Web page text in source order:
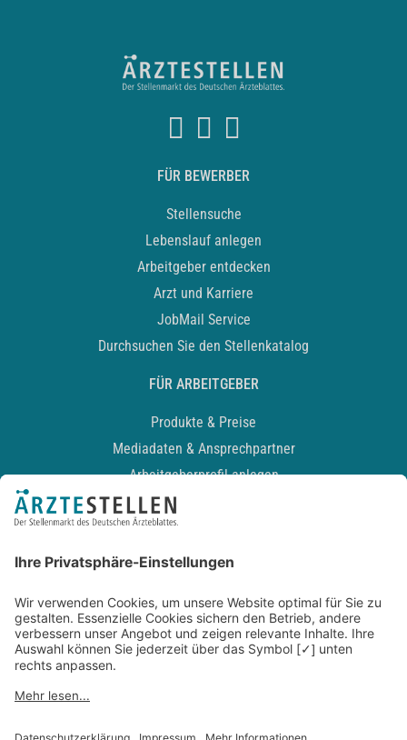
FÜR BEWERBER
Stellensuche
Lebenslauf anlegen
Arbeitgeber entdecken
Arzt und Karriere
JobMail Service
Durchsuchen Sie den Stellenkatalog
FÜR ARBEITGEBER
Produkte & Preise
Mediadaten & Ansprechpartner
Arbeitgeberprofil anlegen
Recruiting-Podcast
Kontakt
Datenschutz
Newsletter